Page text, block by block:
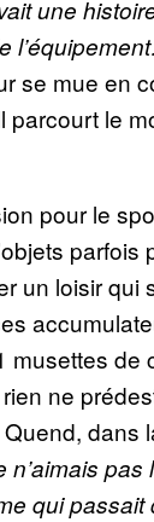
une
se mue en
le
pour le
parfois
un loisir qui
musettes de
ne
dans
n’aimais pas
qui passait